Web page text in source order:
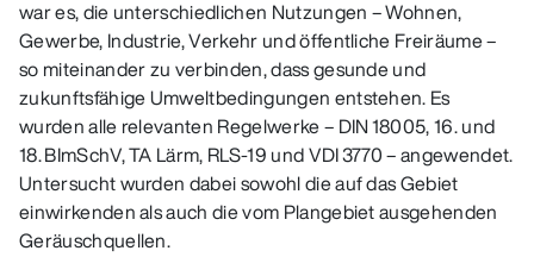
war es, die unterschiedlichen Nutzungen – Wohnen,
Gewerbe, Industrie, Verkehr und öffentliche Freiräume –
so miteinander zu verbinden, dass gesunde und
zukunftsfähige Umweltbedingungen entstehen. Es
wurden alle relevanten Regelwerke – DIN 18005, 16. und
18. BImSchV, TA Lärm, RLS‑19 und VDI 3770 – angewendet.
Untersucht wurden dabei sowohl die auf das Gebiet
einwirkenden als auch die vom Plangebiet ausgehenden
Geräuschquellen.